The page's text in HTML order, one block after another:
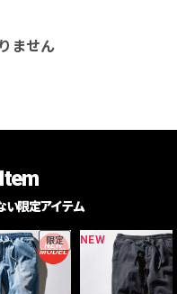
ません
い限定アイテム
限定 NEW